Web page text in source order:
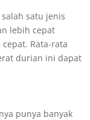
satu jenis
lebih cepat
Rata-rata
durian ini dapat
punya banyak